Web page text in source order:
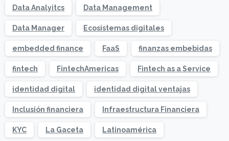
Data Analyitcs Data Management
Data Manager Ecosistemas digitales
embedded finance FaaS finanzas embebidas
fintech FintechAmericas Fintech as a Service
identidad digital identidad digital ventajas
Inclusión financiera Infraestructura Financiera
KYC La Gaceta Latinoamérica